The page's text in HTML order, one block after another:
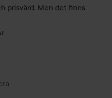
prisvärd. Men det finns